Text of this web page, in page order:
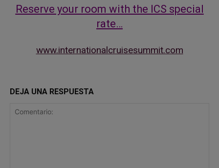
Reserve your room with the ICS special
rate…
www.internationalcruisesummit.com
DEJA UNA RESPUESTA